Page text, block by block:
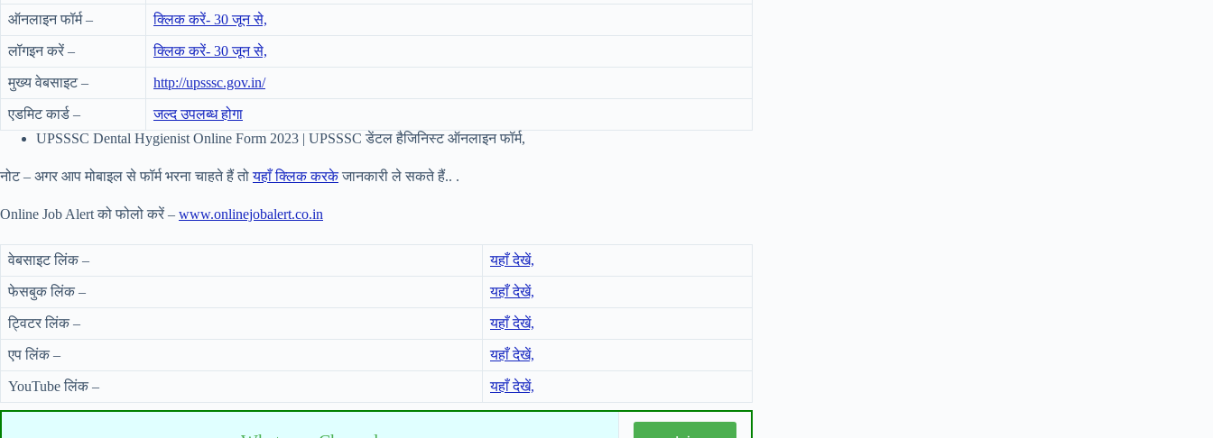
ऑनलाइन फॉर्म – क्लिक करें- 30 जून से,
लॉगइन करें – क्लिक करें- 30 जून से,
मुख्य वेबसाइट – http://upsssc.gov.in/
एडमिट कार्ड –
जल्द उपलब्ध होगा
UPSSSC Dental Hygienist Online Form 2023 | UPSSSC डेंटल हैजिनिस्ट ऑनलाइन फॉर्म,
नोट – अगर आप मोबाइल से फॉर्म भरना चाहते हैं तोयहाँ क्लिक करकेजानकारी ले सकते हैं.. .
Online Job Alert को फोलो करें – www.onlinejobalert.co.in
वेबसाइट लिंक – यहाँ देखें,
फेसबुक लिंक – यहाँ देखें,
ट्विटर लिंक – यहाँ देखें,
एप लिंक – यहाँ देखें,
YouTube लिंक – यहाँ देखें,